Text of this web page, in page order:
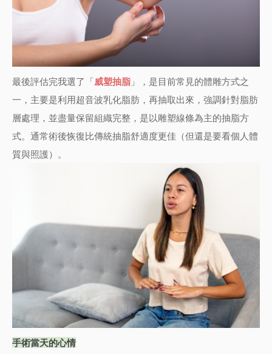
最後評估完我選了「威塑抽脂 」，是目前常見的體雕方式之
一，主要是利用超音波乳化脂肪，再抽取出來，強調針對脂肪
層處理，並盡量保留組織完整，是以雕塑線條為主的抽脂方
式。通常術後恢復比傳統抽脂舒適度更佳（但還是要看個人體
質與照護）。
手術當天的心情